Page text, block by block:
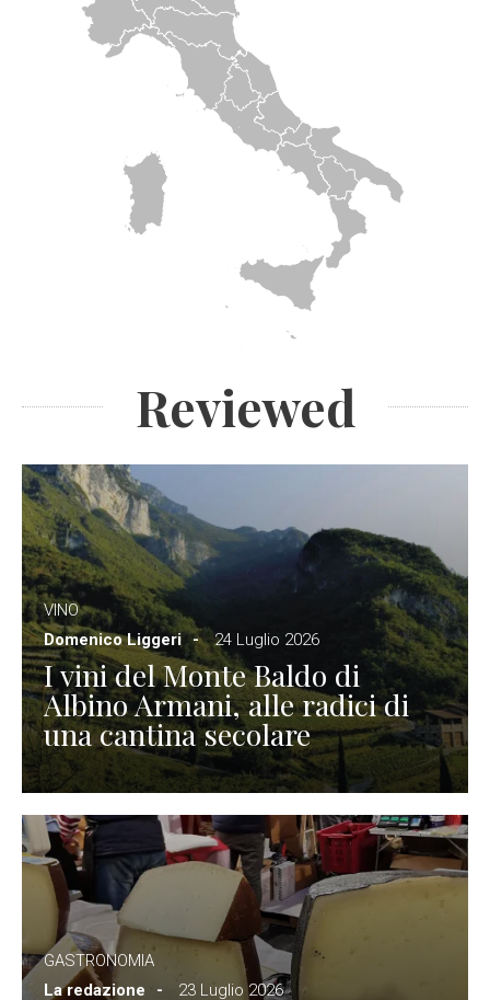
Reviewed
VINO
Domenico Liggeri
24 Luglio 2026
I vini del Monte Baldo di
Albino Armani, alle radici di
una cantina secolare
GASTRONOMIA
La redazione
23 Luglio 2026